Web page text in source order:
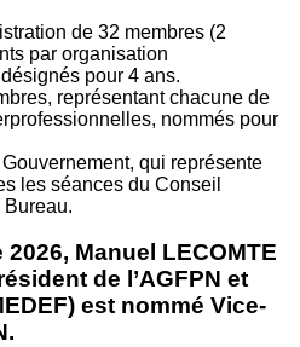
de 32 membres (2
par organisation
pour 4 ans.
représentant chacune de
nommés pour
qui représente
les séances du Conseil
Bureau.
Manuel LECOMTE
de l’AGFPN et
est nommé Vice-